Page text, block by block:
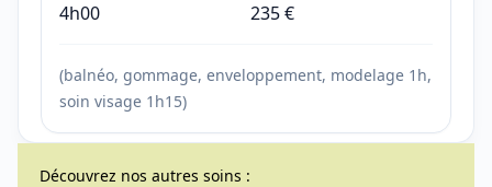
4h00 235€
(balnéo, gommage, enveloppement, modelage 1h,
soin visage 1h15)
Découvrez nos autres soins :